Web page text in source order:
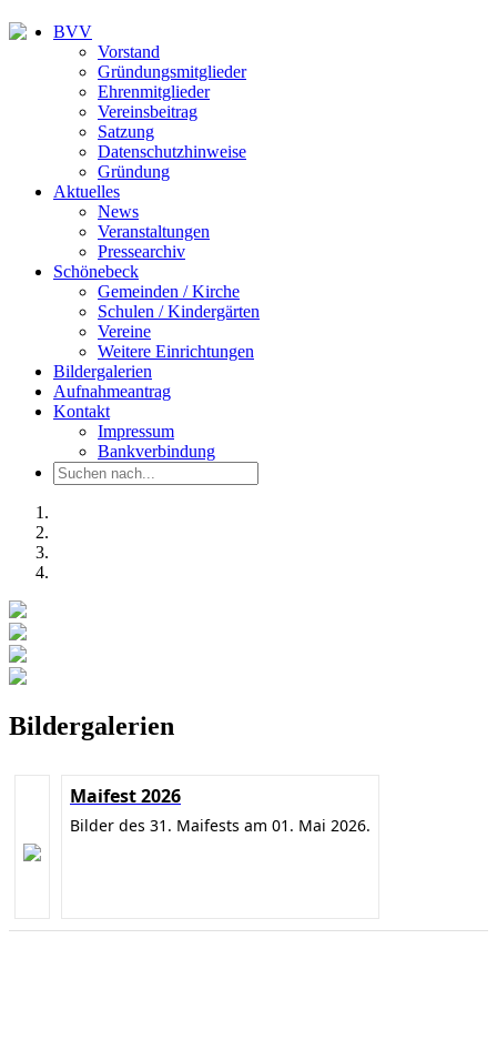
BVV
Vorstand
Gründungsmitglieder
Ehrenmitglieder
Vereinsbeitrag
Satzung
Datenschutzhinweise
Gründung
Aktuelles
News
Veranstaltungen
Pressearchiv
Schönebeck
Gemeinden / Kirche
Schulen / Kindergärten
Vereine
Weitere Einrichtungen
Bildergalerien
Aufnahmeantrag
Kontakt
Impressum
Bankverbindung
Bildergalerien
Maifest 2026
Bilder des 31. Maifests am 01. Mai 2026.